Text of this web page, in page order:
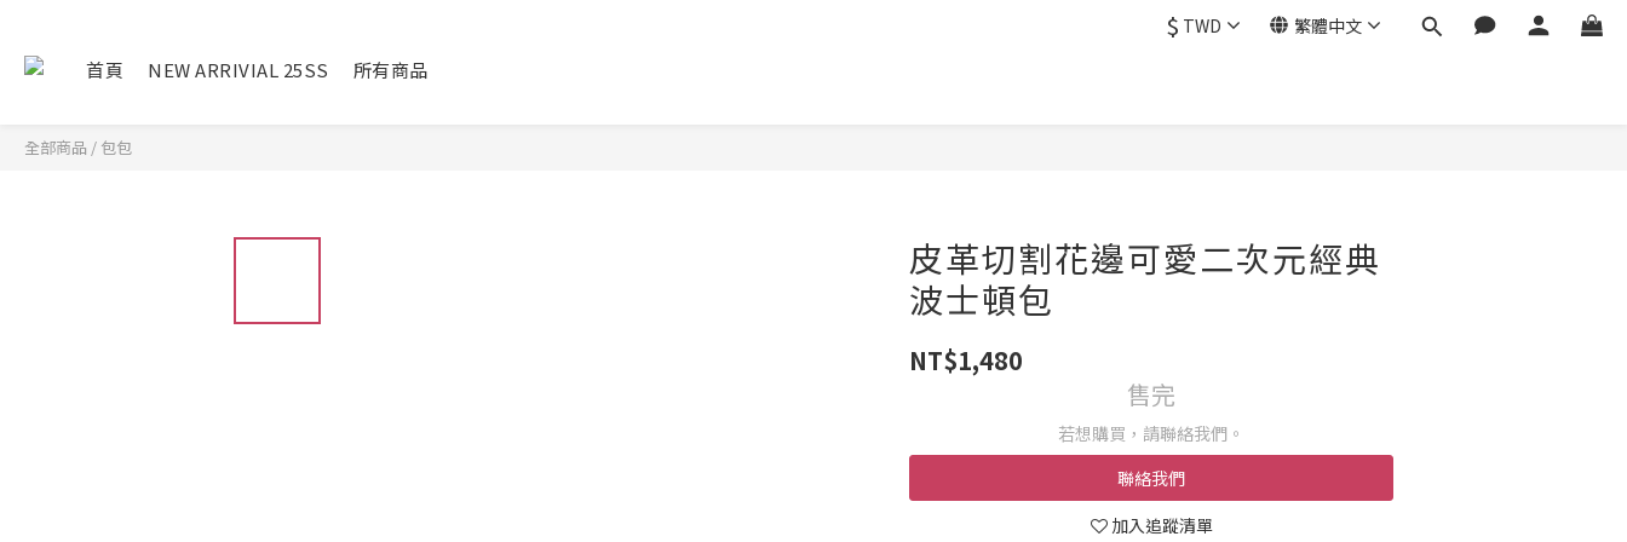
$ TWD 繁體中文
首頁 NEW ARRIVIAL 25SS 所有商品
全部商品 / 包包
皮革切割花邊可愛二次元經典
波士頓包
NT$1,480
售完
若想購買，請聯絡我們。
聯絡我們
加入追蹤清單